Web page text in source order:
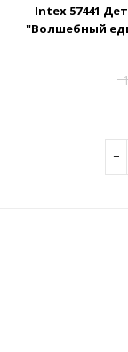
Intex 57441
"Волшебный
−